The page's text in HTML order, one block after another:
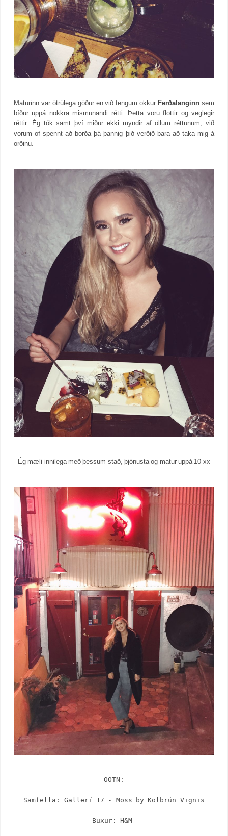
Maturinn var ótrúlega góður en við fengum okkur Ferðalanginn sem
bíður uppá nokkra mismunandi rétti. Þetta voru flottir og veglegir
réttir. Ég tók samt því miður ekki myndir af öllum réttunum, við
vorum of spennt að borða þá þannig þið verðið bara að taka mig á
orðinu.
Ég mæli innilega með þessum stað, þjónusta og matur uppá 10 xx
OOTN:
Samfella: Gallerí 17 - Moss by Kolbrún Vignis
Buxur: H&M